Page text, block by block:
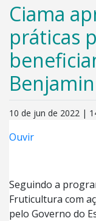
Ciama
práticas
10 de jun de 2022 |
Ouvir
Seguindo a
Fruticultura com
pelo Governo do